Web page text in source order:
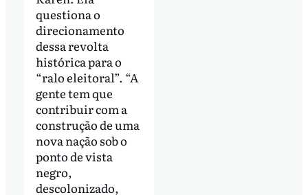
questiona o
direcionamento
dessa revolta
histórica para o
“ralo eleitoral”. “A
gente tem que
contribuir com a
construção de uma
nova nação sob o
ponto de vista
negro,
descolonizado,